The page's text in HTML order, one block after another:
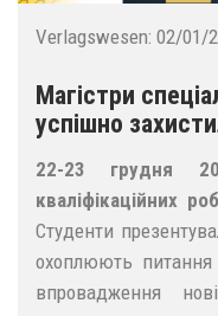
Verlagswesen: 02/01/
Магістри
успішно
22-23 грудня
кваліфікаційних
Студенти
охоплюють питання
впровадження